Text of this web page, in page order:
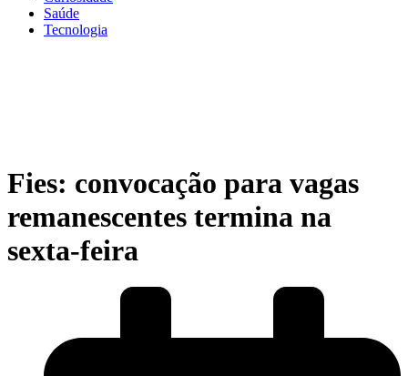
Saúde
Tecnologia
Fies: convocação para vagas
remanescentes termina na
sexta-feira